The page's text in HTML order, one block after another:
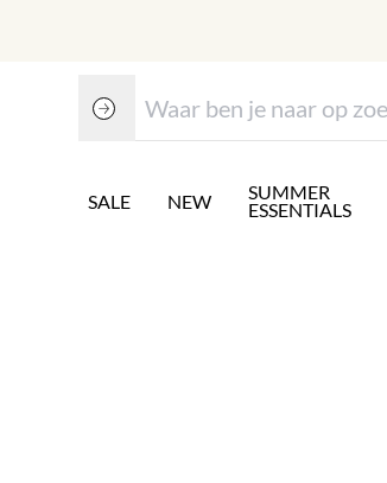
SALE NEW SUMMER
ESSENTIALS